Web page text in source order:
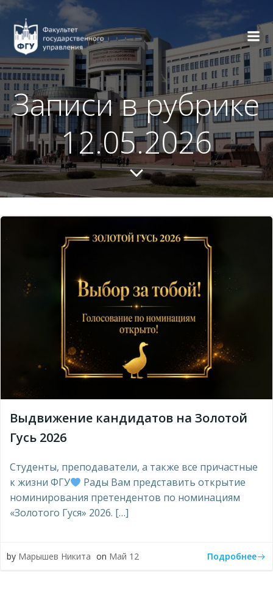
содержимому
Записи в рубрике
12.05.2026
Выдвижение кандидатов на Золотой
Гусь 2026
Студенты, преподаватели, а также все причастные
к жизни ФГУ
Рады Вам представить открытие
номинирования претендентов по номинациям
«Золотого Гуся» 2026. […]
by Марышев Никита on Май 12 Подробнее